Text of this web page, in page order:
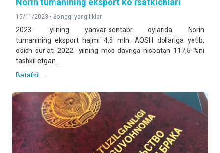
Norin tumanining eksport ko‘rsatkichlari
15/11/2023 • So'nggi yangiliklar
2023- yilning yanvar-sentabr oylarida Norin
tumanining eksport hajmi 4,6 mln. AQSH dollariga yetib,
o'sish sur'ati 2022- yilning mos davriga nisbatan 117,5 %ni
tashkil etgan.
Batafsil ...